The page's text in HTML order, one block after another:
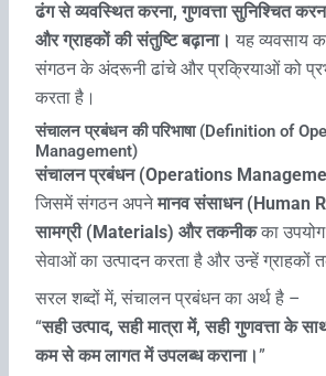
ढंग से व्यवस्थित करना, गुणवत्ता सुनिश्चित
और ग्राहकों की संतुष्टि बढ़ाना। यह व्यवसाय
संगठन के अंदरूनी ढांचे और प्रक्रियाओं को
करता है।
संचालन प्रबंधन की परिभाषा (Definition of
Management)
संचालन प्रबंधन (Operations
जिसमें संगठन अपनेमानव संसाधन (Human
सामग्री (Materials) और तकनीकका
सेवाओं का उत्पादन करता है और उन्हें ग्राहकों
सरल शब्दों में, संचालन प्रबंधन का अर्थ है –
“सही उत्पाद, सही मात्रा में, सही गुणवत्ता के
कम से कम लागत में उपलब्ध कराना।”